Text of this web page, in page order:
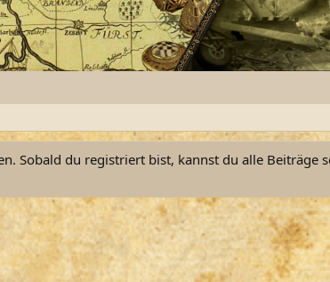
Sobald du registriert bist, kannst du alle Beiträge